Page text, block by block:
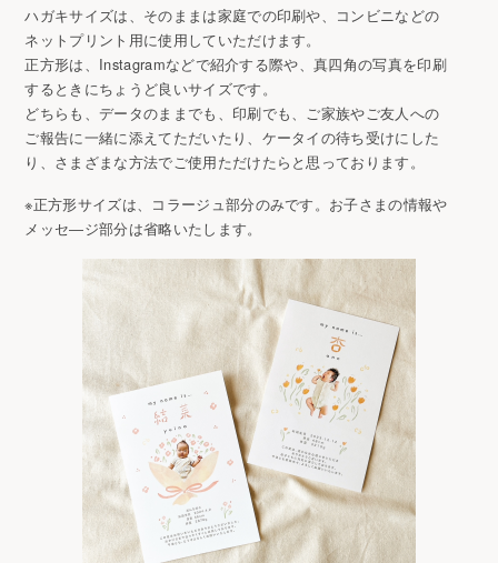
ハガキサイズは、そのままは家庭での印刷や、コンビニなどの
ネットプリント用に使用していただけます。
正方形は、Instagramなどで紹介する際や、真四角の写真を印刷
するときにちょうど良いサイズです。
どちらも、データのままでも、印刷でも、ご家族やご友人への
ご報告に一緒に添えてただいたり、ケータイの待ち受けにした
り、さまざまな方法でご使用ただけたらと思っております。
※正方形サイズは、コラージュ部分のみです。お子さまの情報や
メッセ―ジ部分は省略いたします。